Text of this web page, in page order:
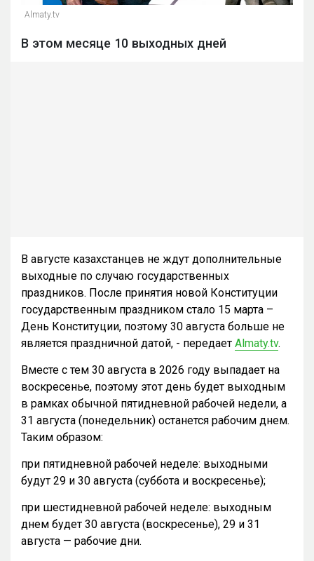
Almaty.tv
В этом месяце 10 выходных дней
В августе казахстанцев не ждут дополнительные
выходные по случаю государственных
праздников. После принятия новой Конституции
государственным праздником стало 15 марта –
День Конституции, поэтому 30 августа больше не
является праздничной датой, - передает Almaty.tv.
Вместе с тем 30 августа в 2026 году выпадает на
воскресенье, поэтому этот день будет выходным
в рамках обычной пятидневной рабочей недели, а
31 августа (понедельник) останется рабочим днем.
Таким образом:
при пятидневной рабочей неделе: выходными
будут 29 и 30 августа (суббота и воскресенье);
при шестидневной рабочей неделе: выходным
днем будет 30 августа (воскресенье), 29 и 31
августа — рабочие дни.